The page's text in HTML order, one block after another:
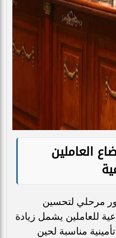
العاملين
مرحلي لتحسين
للعاملين يشمل زيادة
مناسبة لحين